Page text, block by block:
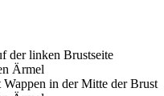
der linken Brustseite
Ärmel
in der Mitte der Brust